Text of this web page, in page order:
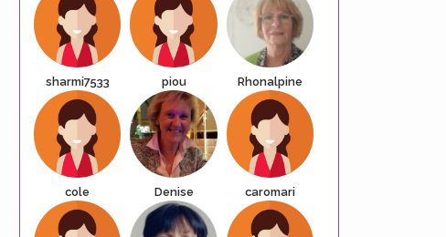
sharmi7533 piou Rhonalpine
cole Denise caromari